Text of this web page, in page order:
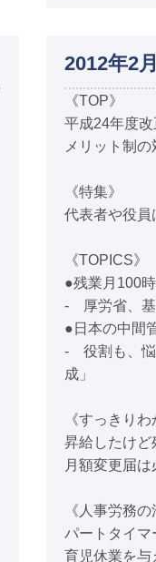
2012年2
《TOP》
平成24年度
メリット制の
《特集》
代表者や役員
《TOPICS》
●残業月100
- 厚労省、基
●日本の中間
- 役割も、悩
成」
《すっきり
昇給したけど
月額変更届は
《人事労務
パートタイマ
育児休業を与